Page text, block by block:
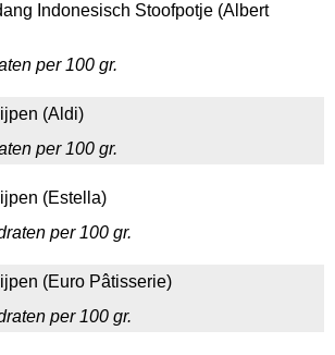
Indonesisch Stoofpotje (Albert
per 100 gr.
(Aldi)
per 100 gr.
(Estella)
per 100 gr.
(Euro Pâtisserie)
per 100 gr.